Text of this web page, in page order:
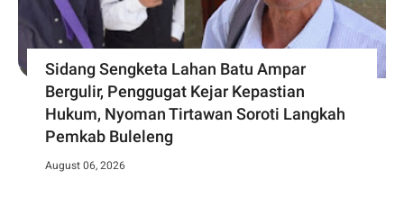
Sidang Sengketa Lahan Batu Ampar
Bergulir, Penggugat Kejar Kepastian
Hukum, Nyoman Tirtawan Soroti Langkah
Pemkab Buleleng
August 06, 2026